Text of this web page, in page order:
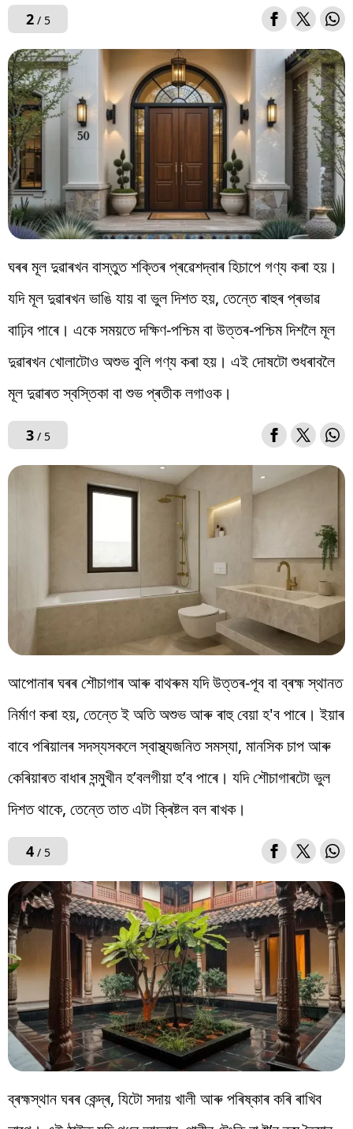
2/ 5
ঘৰৰ মূল দুৱাৰখন বাস্তুত শক্তিৰ প্ৰৱেশদ্বাৰ হিচাপে গণ্য কৰা হয়।
যদি মূল দুৱাৰখন ভাঙি যায় বা ভুল দিশত হয়, তেন্তে ৰাহুৰ প্ৰভাৱ
বাঢ়িব পাৰে। একে সময়তে দক্ষিণ-পশ্চিম বা উত্তৰ-পশ্চিম দিশলৈ মূল
দুৱাৰখন খোলাটোও অশুভ বুলি গণ্য কৰা হয়। এই দোষটো শুধৰাবলৈ
মূল দুৱাৰত স্বস্তিকা বা শুভ প্ৰতীক লগাওক।
3/ 5
আপোনাৰ ঘৰৰ শৌচাগাৰ আৰু বাথৰুম যদি উত্তৰ-পূব বা ব্ৰহ্ম স্থানত
নিৰ্মাণ কৰা হয়, তেন্তে ই অতি অশুভ আৰু ৰাহু বেয়া হ'ব পাৰে। ইয়াৰ
বাবে পৰিয়ালৰ সদস্যসকলে স্বাস্থ্যজনিত সমস্যা, মানসিক চাপ আৰু
কেৰিয়াৰত বাধাৰ সন্মুখীন হ’বলগীয়া হ’ব পাৰে। যদি শৌচাগাৰটো ভুল
দিশত থাকে, তেন্তে তাত এটা ক্ৰিষ্টল বল ৰাখক।
4/ 5
ব্ৰহ্মস্থান ঘৰৰ কেন্দ্ৰ, যিটো সদায় খালী আৰু পৰিষ্কাৰ কৰি ৰাখিব